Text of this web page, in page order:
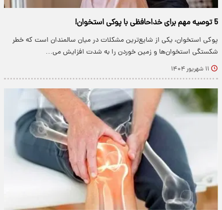
5 توصیه مهم برای خداحافظی با پوکی استخوان!
پوکی استخوان، یکی از شایع‌ترین مشکلات در میان سالمندان است که خطر
شکستگی استخوان‌ها و زمین‌ خوردن را به ‌شدت افزایش می‌…
۱۱ شهریور ۱۴۰۴